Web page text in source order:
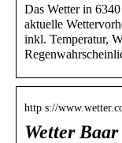
Das Wetter in
aktuelle
inkl. Temperatur,
http s://
Wetter